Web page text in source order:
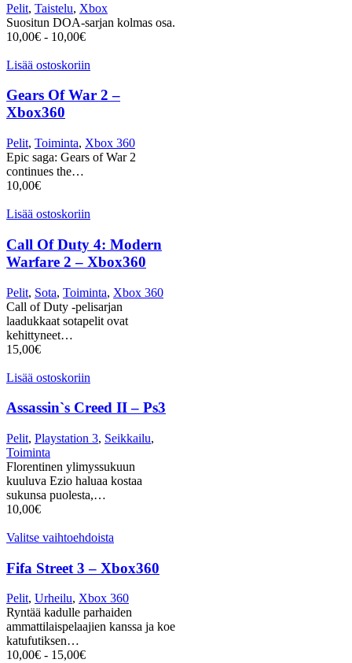
Pelit, Taistelu, Xbox
Suositun DOA-sarjan kolmas osa.
10,00€ - 10,00€
Lisää ostoskoriin
Gears Of War 2 –
Xbox360
Pelit, Toiminta, Xbox 360
Epic saga: Gears of War 2
continues the…
10,00€
Lisää ostoskoriin
Call Of Duty 4: Modern
Warfare 2 – Xbox360
Pelit, Sota, Toiminta, Xbox 360
Call of Duty -pelisarjan
laadukkaat sotapelit ovat
kehittyneet…
15,00€
Lisää ostoskoriin
Assassin`s Creed II – Ps3
Pelit, Playstation 3, Seikkailu,
Toiminta
Florentinen ylimyssukuun
kuuluva Ezio haluaa kostaa
sukunsa puolesta,…
10,00€
Valitse vaihtoehdoista
Fifa Street 3 – Xbox360
Pelit, Urheilu, Xbox 360
Ryntää kadulle parhaiden
ammattilaispelaajien kanssa ja koe
katufutiksen…
10,00€ - 15,00€